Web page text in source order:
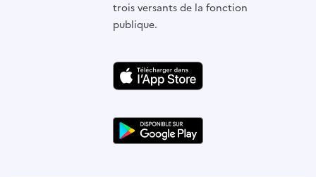
trois versants de la fonction
publique.